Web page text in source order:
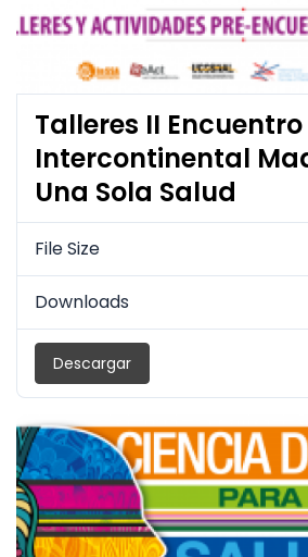
Talleres II Encuentro
Intercontinental
Una Sola Salud
File Size
Downloads
Descargar